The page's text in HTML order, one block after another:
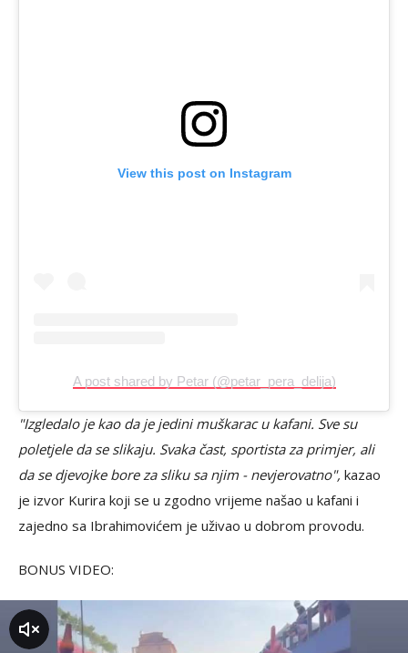
View this post on Instagram
A post shared by Petar (@petar_pera_delija)
"Izgledalo je kao da je jedini muškarac u kafani. Sve su
poletjele da se slikaju. Svaka čast, sportista za primjer, ali
da se djevojke bore za sliku sa njim - nevjerovatno", kazao
je izvor Kurira koji se u zgodno vrijeme našao u kafani i
zajedno sa Ibrahimovićem je uživao u dobrom provodu.
BONUS VIDEO: